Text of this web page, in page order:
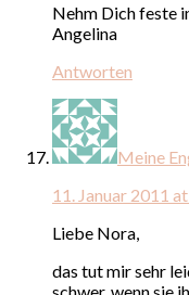
Nehm Dich feste
Angelina
Antworten
Meine
11. Januar 2011
Liebe Nora,
das tut mir sehr
schwer, wenn sie